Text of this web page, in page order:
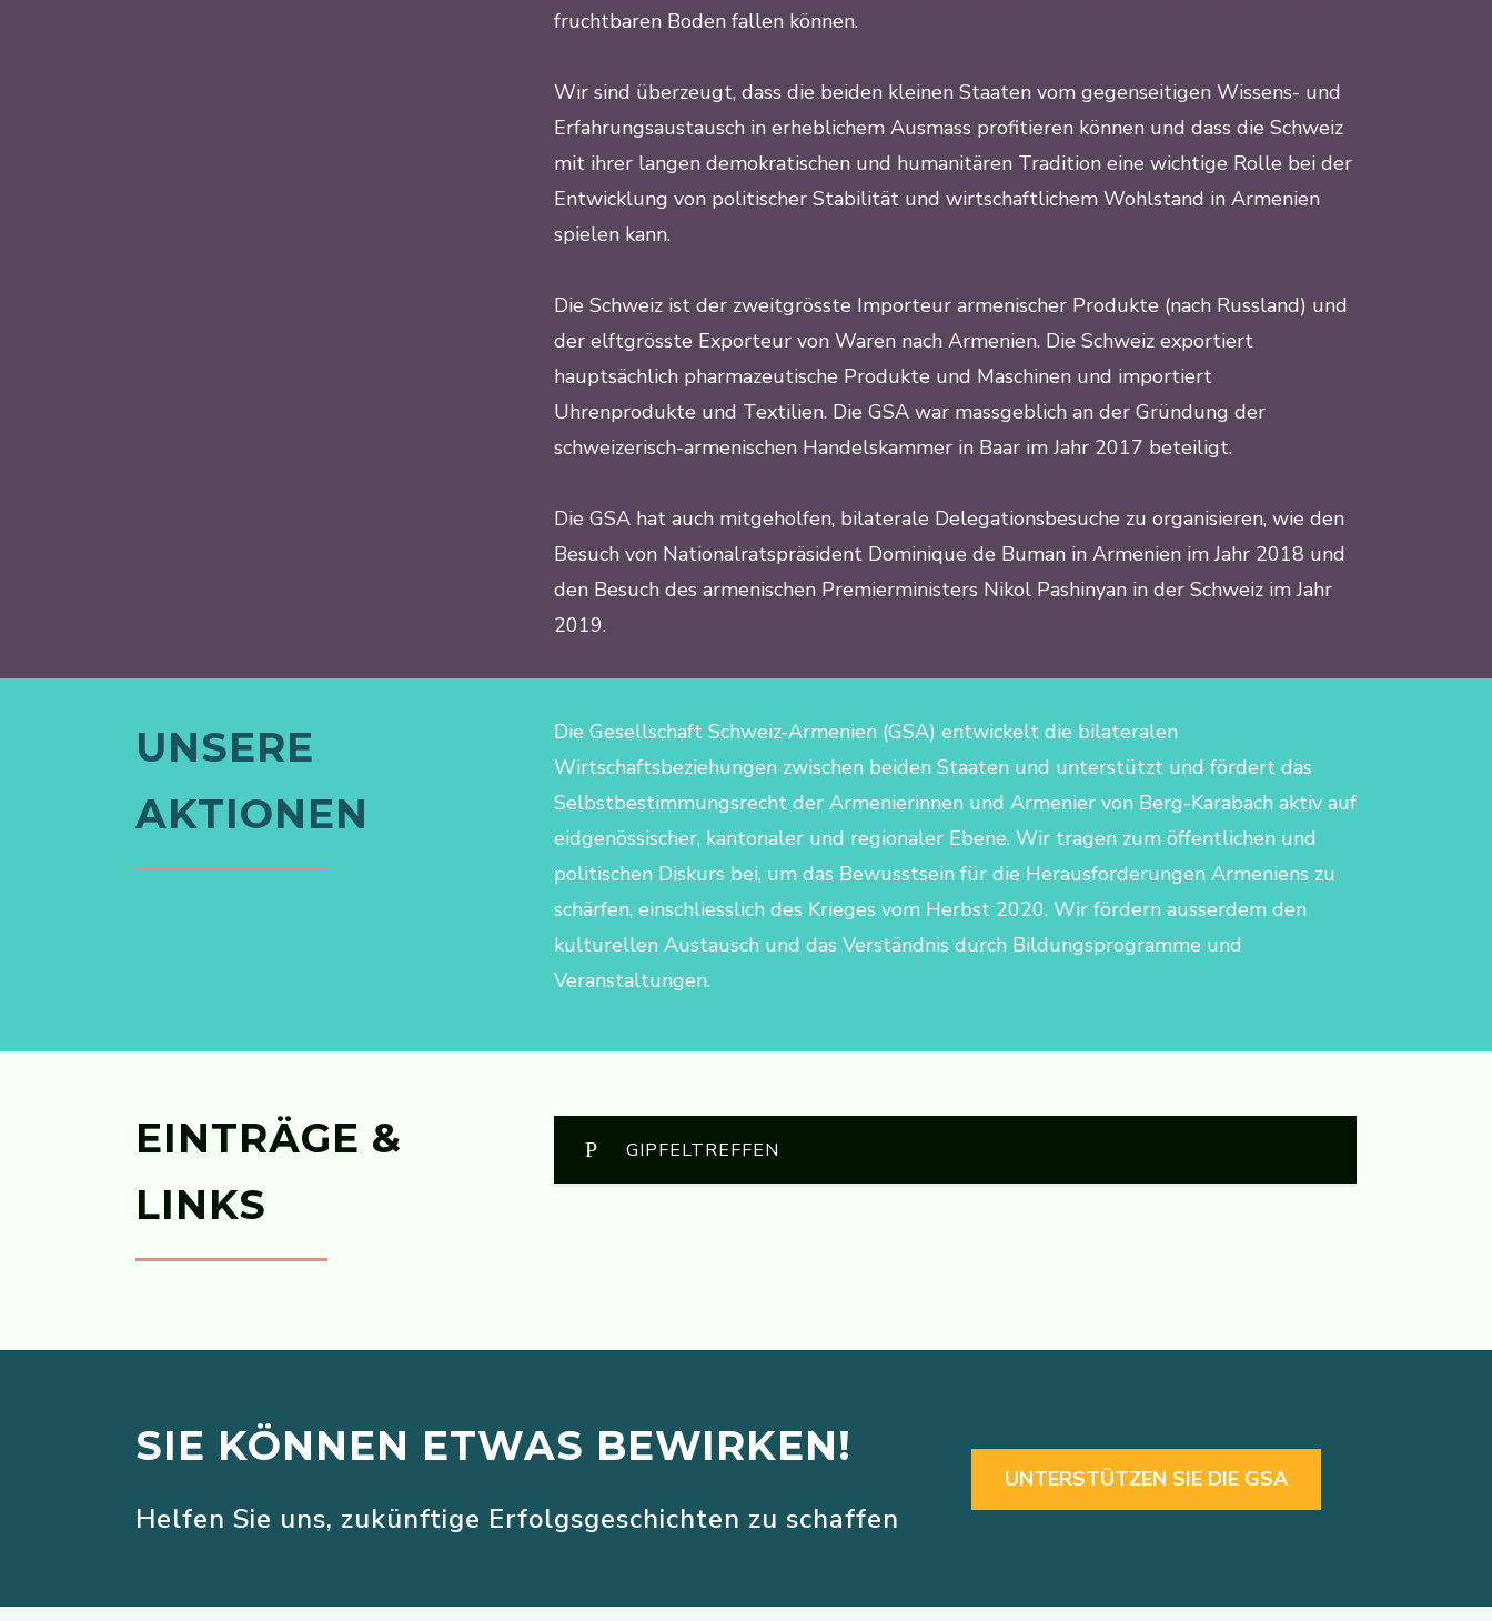
fruchtbaren Boden fallen können.
Wir sind überzeugt, dass die beiden kleinen Staaten vom gegenseitigen Wissens- und
Erfahrungsaustausch in erheblichem Ausmass profitieren können und dass die Schweiz
mit ihrer langen demokratischen und humanitären Tradition eine wichtige Rolle bei der
Entwicklung von politischer Stabilität und wirtschaftlichem Wohlstand in Armenien
spielen kann.
Die Schweiz ist der zweitgrösste Importeur armenischer Produkte (nach Russland) und
der elftgrösste Exporteur von Waren nach Armenien. Die Schweiz exportiert
hauptsächlich pharmazeutische Produkte und Maschinen und importiert
Uhrenprodukte und Textilien. Die GSA war massgeblich an der Gründung der
schweizerisch-armenischen Handelskammer in Baar im Jahr 2017 beteiligt.
Die GSA hat auch mitgeholfen, bilaterale Delegationsbesuche zu organisieren, wie den
Besuch von Nationalratspräsident Dominique de Buman in Armenien im Jahr 2018 und
den Besuch des armenischen Premierministers Nikol Pashinyan in der Schweiz im Jahr
2019.
UNSERE
AKTIONEN
Die Gesellschaft Schweiz-Armenien (GSA) entwickelt die bilateralen
Wirtschaftsbeziehungen zwischen beiden Staaten und unterstützt und fördert das
Selbstbestimmungsrecht der Armenierinnen und Armenier von Berg-Karabach aktiv auf
eidgenössischer, kantonaler und regionaler Ebene. Wir tragen zum öffentlichen und
politischen Diskurs bei, um das Bewusstsein für die Herausforderungen Armeniens zu
schärfen, einschliesslich des Krieges vom Herbst 2020. Wir fördern ausserdem den
kulturellen Austausch und das Verständnis durch Bildungsprogramme und
Veranstaltungen.
EINTRÄGE &
LINKS
GIPFELTREFFEN
SIE KÖNNEN ETWAS BEWIRKEN!
Helfen Sie uns, zukünftige Erfolgsgeschichten zu schaffen
UNTERSTÜTZEN SIE DIE GSA